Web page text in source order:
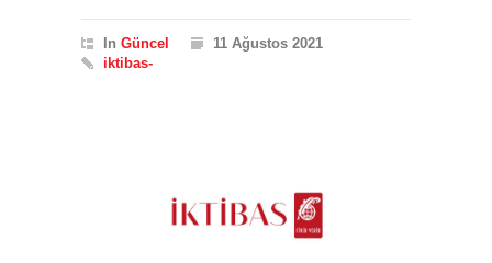
In Güncel
11 Ağustos 2021
iktibas-